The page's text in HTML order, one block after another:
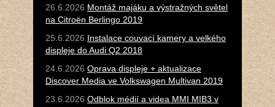
26.6.2026 Montáž majáku a výstražných světel
na Citroën Berlingo 2019
25.6.2026 Instalace couvací kamery a velkého
displeje do Audi Q2 2018
24.6.2026 Oprava displeje + aktualizace
Discover Media ve Volkswagen Multivan 2019
23.6.2026 Odblok médií a videa MMI MIB3 v